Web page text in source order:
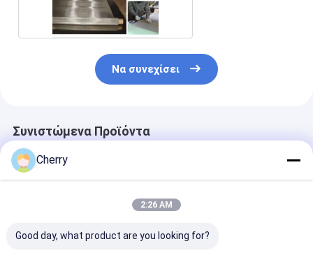
Να συνεχίσει
Συνιστώμενα Προϊόντα
Cherry
2:26 AM
Good day, what product are you looking for?